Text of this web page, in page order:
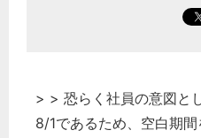
> > 恐らく社員の意図と
8/1であるため、空白期
どのカテゴリー
選択してくださ
税務経理
企業法務